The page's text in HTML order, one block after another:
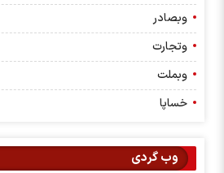
وبصادر
وتجارت
وبملت
خساپا
وب گردی